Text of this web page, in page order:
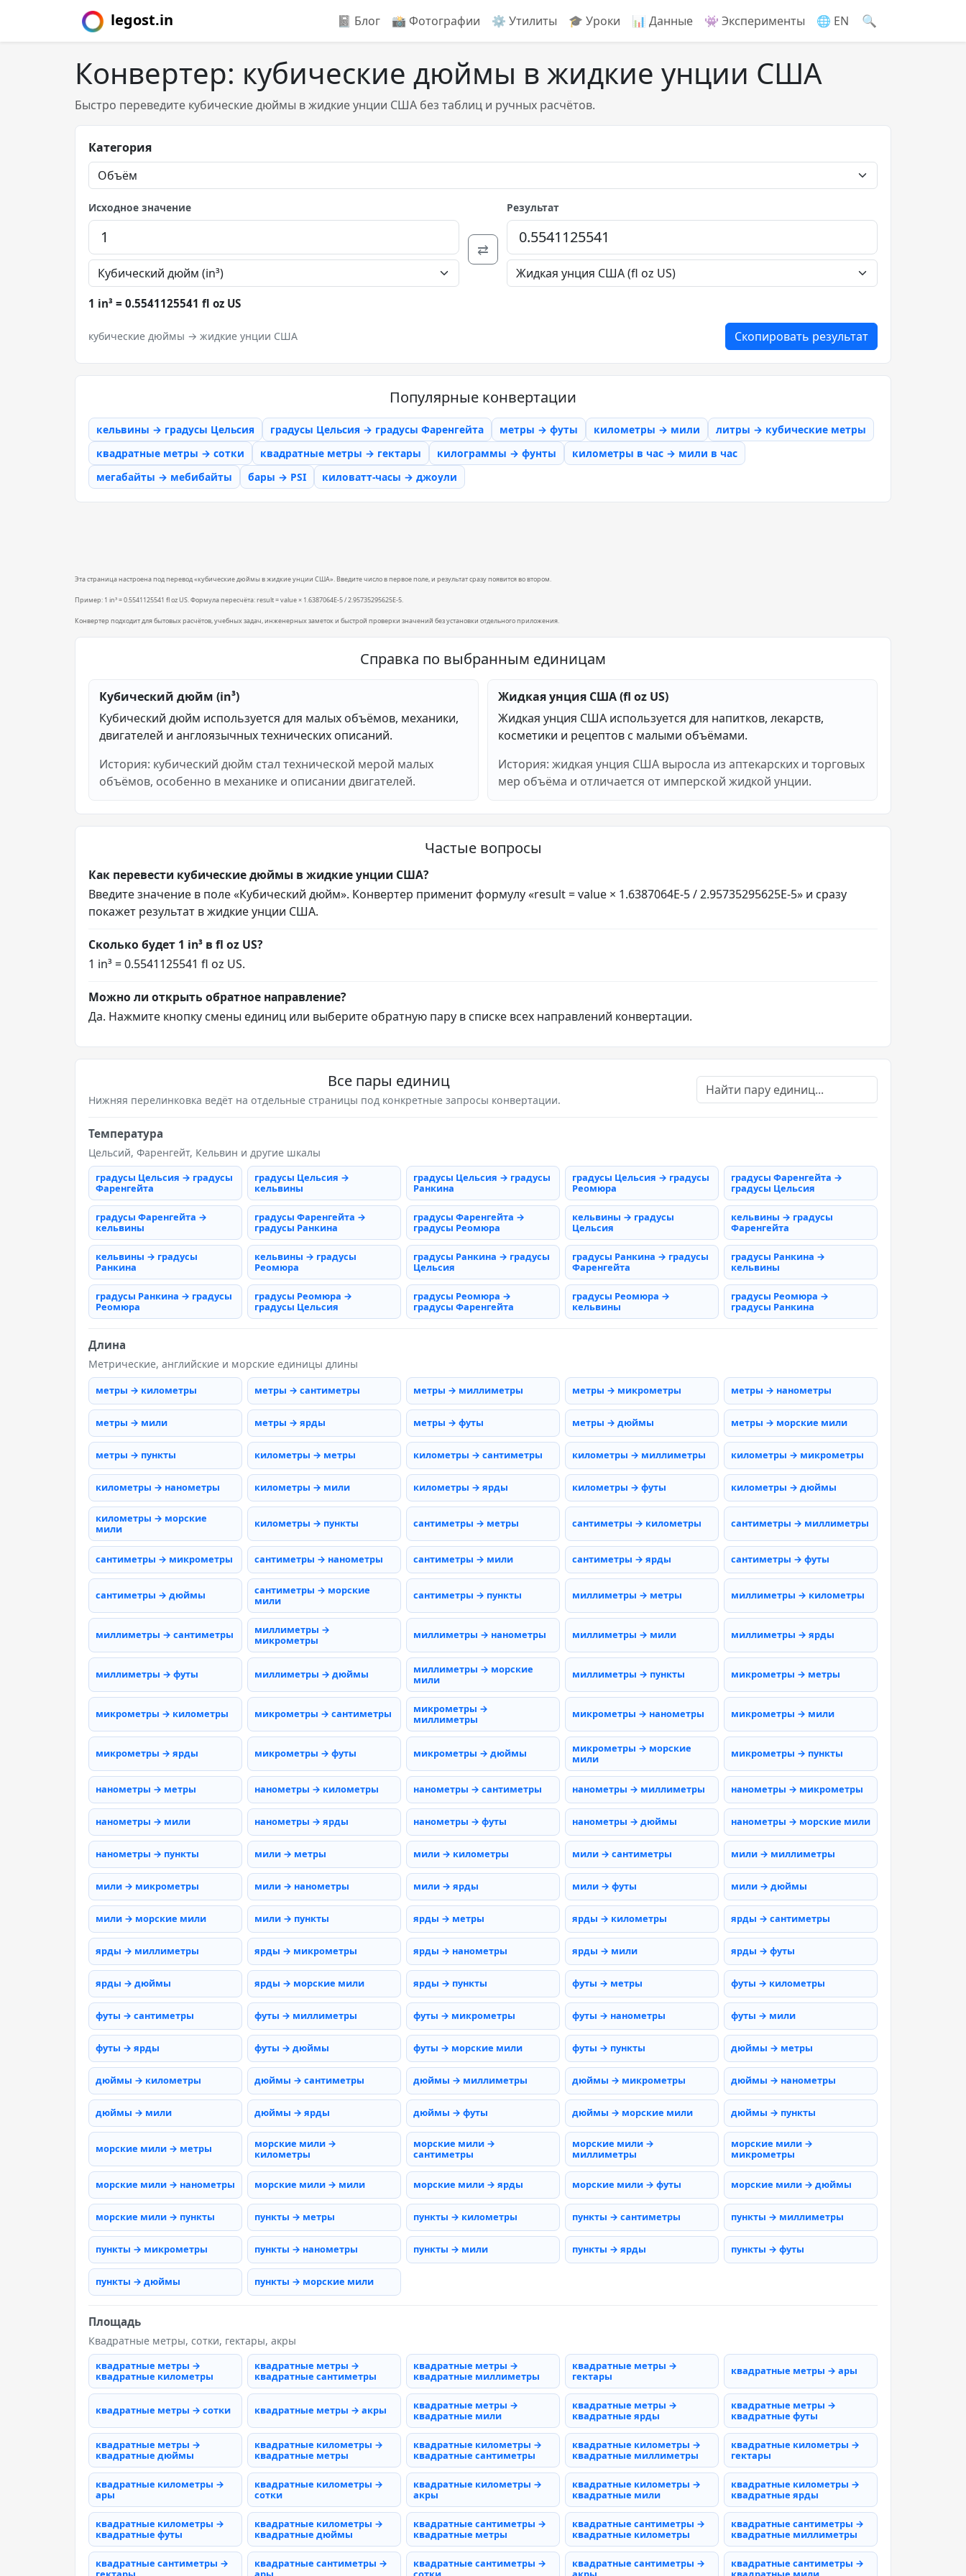
legost.in 🔍
📓 Блог 📸️ Фотографии ⚙️ Утилиты 🎓 Уроки 📊 Данные 👾 Эксперименты 🌐 EN
Конвертер: кубические дюймы в жидкие унции США
Быстро переведите кубические дюймы в жидкие унции США без таблиц и ручных расчётов.
Категория
Исходное значение
⇄
Результат
1 in³ = 0.5541125541 fl oz US
кубические дюймы → жидкие унции США Скопировать результат
Популярные конвертации
кельвины → градусы Цельсия градусы Цельсия → градусы Фаренгейта метры → футы километры → мили
литры → кубические метры
квадратные метры → сотки
квадратные метры → гектары килограммы → фунты
километры в час → мили в час
мегабайты → мебибайты
бары → PSI киловатт-часы → джоули
Эта страница настроена под перевод «кубические дюймы в жидкие унции США». Введите число в первое поле, и результат сразу появится во втором.
Пример: 1 in³ = 0.5541125541 fl oz US. Формула пересчёта: result = value × 1.6387064E-5 / 2.95735295625E-5.
Конвертер подходит для бытовых расчётов, учебных задач, инженерных заметок и быстрой проверки значений без установки отдельного приложения.
Справка по выбранным единицам
Кубический дюйм (in³)
Кубический дюйм используется для малых объёмов, механики,
двигателей и англоязычных технических описаний.
История: кубический дюйм стал технической мерой малых
объёмов, особенно в механике и описании двигателей.
Жидкая унция США (fl oz US)
Жидкая унция США используется для напитков, лекарств,
косметики и рецептов с малыми объёмами.
История: жидкая унция США выросла из аптекарских и торговых
мер объёма и отличается от имперской жидкой унции.
Частые вопросы
Как перевести кубические дюймы в жидкие унции США?
Введите значение в поле «Кубический дюйм». Конвертер применит формулу «result = value × 1.6387064E-5 / 2.95735295625E-5» и сразу
покажет результат в жидкие унции США.
Сколько будет 1 in³ в fl oz US?
1 in³ = 0.5541125541 fl oz US.
Можно ли открыть обратное направление?
Да. Нажмите кнопку смены единиц или выберите обратную пару в списке всех направлений конвертации.
Все пары единиц
Нижняя перелинковка ведёт на отдельные страницы под конкретные запросы конвертации.
Температура
Цельсий, Фаренгейт, Кельвин и другие шкалы
градусы Цельсия → градусы
Фаренгейта
градусы Цельсия →
кельвины
градусы Цельсия → градусы
Ранкина
градусы Цельсия → градусы
Реомюра
градусы Фаренгейта →
градусы Цельсия
градусы Фаренгейта →
кельвины
градусы Фаренгейта →
градусы Ранкина
градусы Фаренгейта →
градусы Реомюра
кельвины → градусы
Цельсия
кельвины → градусы
Фаренгейта
кельвины → градусы
Ранкина
кельвины → градусы
Реомюра
градусы Ранкина → градусы
Цельсия
градусы Ранкина → градусы
Фаренгейта
градусы Ранкина →
кельвины
градусы Ранкина → градусы
Реомюра
градусы Реомюра →
градусы Цельсия
градусы Реомюра →
градусы Фаренгейта
градусы Реомюра →
кельвины
градусы Реомюра →
градусы Ранкина
Длина
Метрические, английские и морские единицы длины
метры → километры метры → сантиметры метры → миллиметры метры → микрометры метры → нанометры
метры → мили метры → ярды метры → футы метры → дюймы метры → морские мили
метры → пункты километры → метры километры → сантиметры километры → миллиметры километры → микрометры
километры → нанометры километры → мили километры → ярды километры → футы километры → дюймы
километры → морские
мили
километры → пункты сантиметры → метры сантиметры → километры сантиметры → миллиметры
сантиметры → микрометры сантиметры → нанометры сантиметры → мили сантиметры → ярды сантиметры → футы
сантиметры → дюймы
сантиметры → морские
мили
сантиметры → пункты миллиметры → метры миллиметры → километры
миллиметры → сантиметры
миллиметры →
микрометры
миллиметры → нанометры миллиметры → мили миллиметры → ярды
миллиметры → футы миллиметры → дюймы
миллиметры → морские
мили
миллиметры → пункты микрометры → метры
микрометры → километры микрометры → сантиметры
микрометры →
миллиметры
микрометры → нанометры микрометры → мили
микрометры → ярды микрометры → футы микрометры → дюймы
микрометры → морские
мили
микрометры → пункты
нанометры → метры нанометры → километры нанометры → сантиметры нанометры → миллиметры нанометры → микрометры
нанометры → мили нанометры → ярды нанометры → футы нанометры → дюймы нанометры → морские мили
нанометры → пункты мили → метры мили → километры мили → сантиметры мили → миллиметры
мили → микрометры мили → нанометры мили → ярды мили → футы мили → дюймы
мили → морские мили мили → пункты ярды → метры ярды → километры ярды → сантиметры
ярды → миллиметры ярды → микрометры ярды → нанометры ярды → мили ярды → футы
ярды → дюймы ярды → морские мили ярды → пункты футы → метры футы → километры
футы → сантиметры футы → миллиметры футы → микрометры футы → нанометры футы → мили
футы → ярды футы → дюймы футы → морские мили футы → пункты дюймы → метры
дюймы → километры дюймы → сантиметры дюймы → миллиметры дюймы → микрометры дюймы → нанометры
дюймы → мили дюймы → ярды дюймы → футы дюймы → морские мили дюймы → пункты
морские мили → метры
морские мили →
километры
морские мили →
сантиметры
морские мили →
миллиметры
морские мили →
микрометры
морские мили → нанометры морские мили → мили морские мили → ярды морские мили → футы морские мили → дюймы
морские мили → пункты пункты → метры пункты → километры пункты → сантиметры пункты → миллиметры
пункты → микрометры пункты → нанометры пункты → мили пункты → ярды пункты → футы
пункты → дюймы пункты → морские мили
Площадь
Квадратные метры, сотки, гектары, акры
квадратные метры →
квадратные километры
квадратные метры →
квадратные сантиметры
квадратные метры →
квадратные миллиметры
квадратные метры →
гектары
квадратные метры → ары
квадратные метры → сотки квадратные метры → акры
квадратные метры →
квадратные мили
квадратные метры →
квадратные ярды
квадратные метры →
квадратные футы
квадратные метры →
квадратные дюймы
квадратные километры →
квадратные метры
квадратные километры →
квадратные сантиметры
квадратные километры →
квадратные миллиметры
квадратные километры →
гектары
квадратные километры →
ары
квадратные километры →
сотки
квадратные километры →
акры
квадратные километры →
квадратные мили
квадратные километры →
квадратные ярды
квадратные километры →
квадратные футы
квадратные километры →
квадратные дюймы
квадратные сантиметры →
квадратные метры
квадратные сантиметры →
квадратные километры
квадратные сантиметры →
квадратные миллиметры
квадратные сантиметры →
квадратные сантиметры →
квадратные сантиметры →
квадратные сантиметры →
квадратные сантиметры →